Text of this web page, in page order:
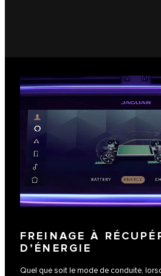
FREINAGE À
D’ÉNERGIE
Quel que soit le mode de conduite,